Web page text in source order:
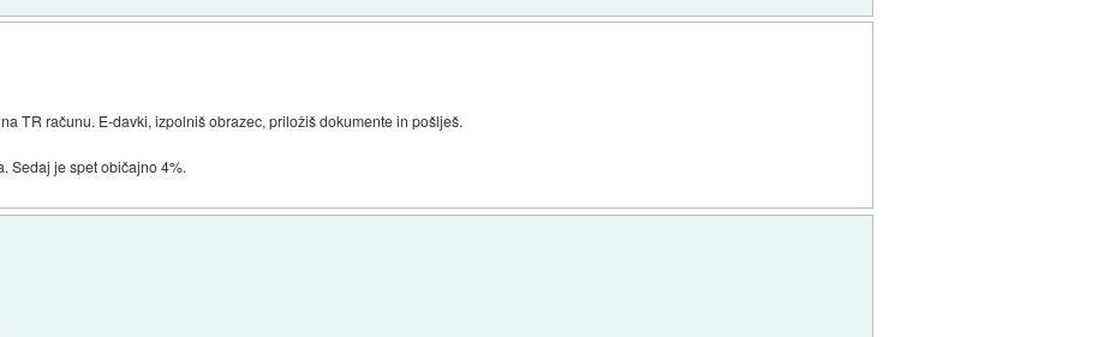
TR računu. E-davki, izpolniš obrazec, priložiš dokumente in pošlješ.
Sedaj je spet običajno 4%.